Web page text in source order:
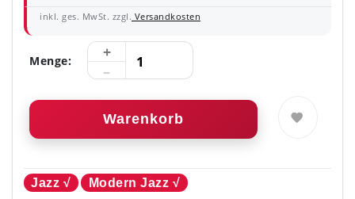
inkl. ges. MwSt. zzgl. Versandkosten
Menge:
Warenkorb
Jazz √ Modern Jazz √